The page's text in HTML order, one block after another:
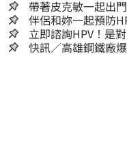
帶著皮克敏一起出
伴侶和妳一起預防
立即諮詢HPV！是
嫌晚！
快訊／高雄鋼鐵廠